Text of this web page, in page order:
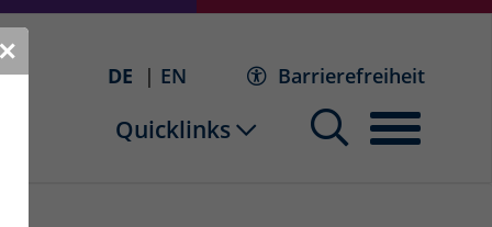
DE EN Barrierefreiheit
Quicklinks